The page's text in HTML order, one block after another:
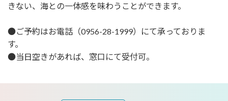
きない、海との一体感を味わうことができます。
●ご予約はお電話（0956-28-1999）にて承っておりま
す。
●当日空きがあれば、窓口にて受付可。